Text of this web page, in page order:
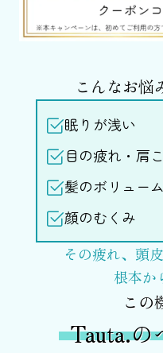
こんなお悩
眠りが浅い
目の疲れ・肩
髪のボリュー
顔のむくみ
その疲れ、頭
根本か
この
Tauta.の